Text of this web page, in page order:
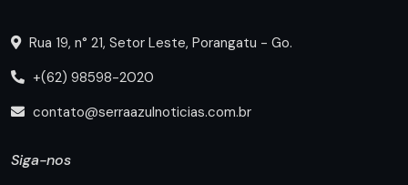
Rua 19, n° 21, Setor Leste, Porangatu - Go.
+(62) 98598-2020
contato@serraazulnoticias.com.br
Siga-nos